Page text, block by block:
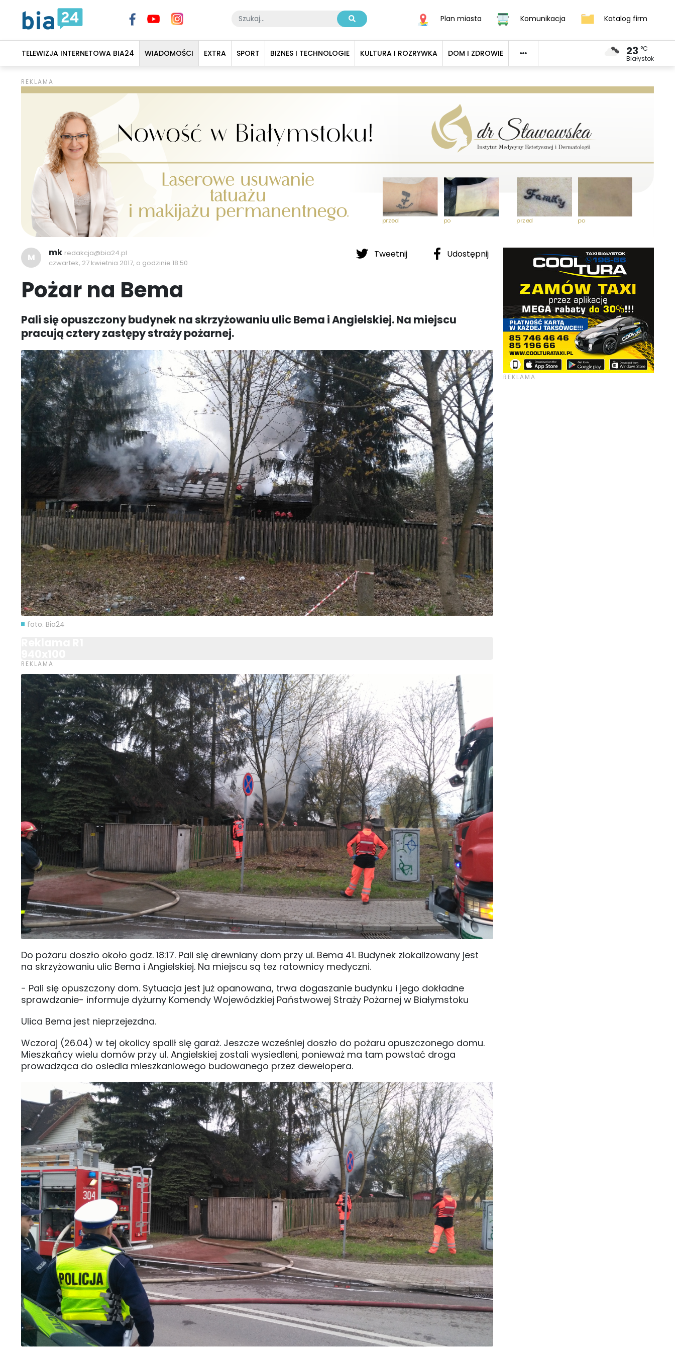
Plan miasta Komunikacja Katalog firm
TELEWIZJA INTERNETOWA BIA24 WIADOMOŚCI EXTRA SPORT BIZNES I TECHNOLOGIE KULTURA I ROZRYWKA DOM I ZDROWIE 23 °C
Białystok
Tweetnij Udostępnij
M mk redakcja@bia24.pl
czwartek, 27 kwietnia 2017, o godzinie 18:50
Pożar na Bema
Pali się opuszczony budynek na skrzyżowaniu ulic Bema i Angielskiej. Na miejscu
pracują cztery zastępy straży pożarnej.
foto. Bia24
Do pożaru doszło około godz. 18:17. Pali się drewniany dom przy ul. Bema 41. Budynek zlokalizowany jest
na skrzyżowaniu ulic Bema i Angielskiej. Na miejscu są tez ratownicy medyczni.
- Pali się opuszczony dom. Sytuacja jest już opanowana, trwa dogaszanie budynku i jego dokładne
sprawdzanie- informuje dyżurny Komendy Wojewódzkiej Państwowej Straży Pożarnej w Białymstoku
Ulica Bema jest nieprzejezdna.
Wczoraj (26.04) w tej okolicy spalił się garaż. Jeszcze wcześniej doszło do pożaru opuszczonego domu.
Mieszkańcy wielu domów przy ul. Angielskiej zostali wysiedleni, ponieważ ma tam powstać droga
prowadząca do osiedla mieszkaniowego budowanego przez dewelopera.